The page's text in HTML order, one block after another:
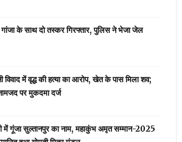
के साथ दो तस्कर गिरफ्तार, पुलिस ने भेजा जेल
विवाद में वृद्ध की हत्या का आरोप, खेत के पास मिला शव;
पर मुकदमा दर्ज
में गूंजा सुल्तानपुर का नाम, महाकुंभ अमृत सम्मान-2025